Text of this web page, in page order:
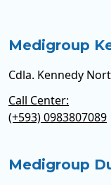
Medigroup
Cdla. Kennedy
Call Center:
(+593) 0983807089
Medigroup